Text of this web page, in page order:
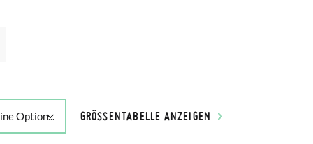
GRÖSSENTABELLE ANZEIGEN